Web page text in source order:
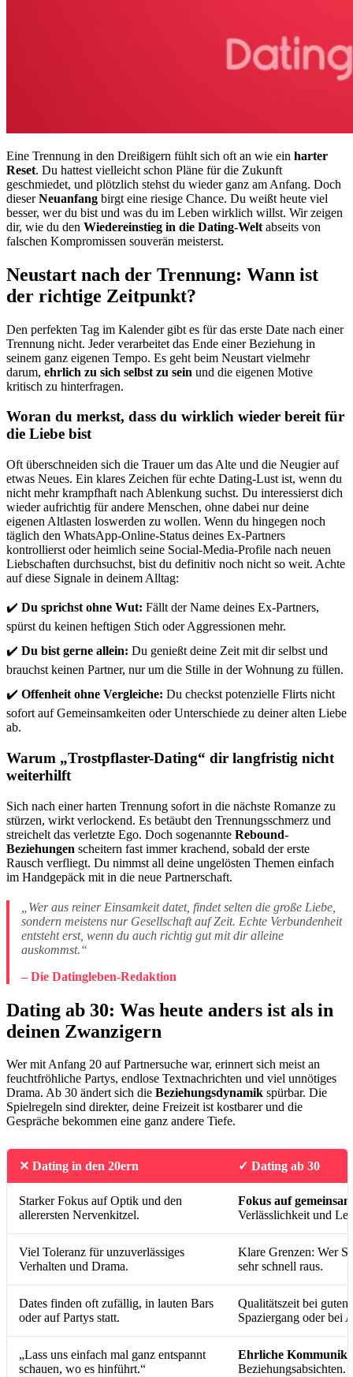
Eine Trennung in den Dreißigern fühlt sich oft an wie ein harter
Reset. Du hattest vielleicht schon Pläne für die Zukunft
geschmiedet, und plötzlich stehst du wieder ganz am Anfang. Doch
dieserNeuanfang birgt eine riesige Chance. Du weißt heute viel
besser, wer du bist und was du im Leben wirklich willst. Wir zeigen
dir, wie du den Wiedereinstieg in die Dating-Welt abseits von
falschen Kompromissen souverän meisterst.
Neustart nach der Trennung: Wann ist
der richtige Zeitpunkt?
Den perfekten Tag im Kalender gibt es für das erste Date nach einer
Trennung nicht. Jeder verarbeitet das Ende einer Beziehung in
seinem ganz eigenen Tempo. Es geht beim Neustart vielmehr
darum, ehrlich zu sich selbst zu sein und die eigenen Motive
kritisch zu hinterfragen.
Woran du merkst, dass du wirklich wieder bereit für
die Liebe bist
Oft überschneiden sich die Trauer um das Alte und die Neugier auf
etwas Neues. Ein klares Zeichen für echte Dating-Lust ist, wenn du
nicht mehr krampfhaft nach Ablenkung suchst. Du interessierst dich
wieder aufrichtig für andere Menschen, ohne dabei nur deine
eigenen Altlasten loswerden zu wollen. Wenn du hingegen noch
täglich den WhatsApp-Online-Status deines Ex-Partners
kontrollierst oder heimlich seine Social-Media-Profile nach neuen
Liebschaften durchsuchst, bist du definitiv noch nicht so weit. Achte
auf diese Signale in deinem Alltag:
✔️ Du sprichst ohne Wut: Fällt der Name deines Ex-Partners,
spürst du keinen heftigen Stich oder Aggressionen mehr.
✔️ Du bist gerne allein: Du genießt deine Zeit mit dir selbst und
brauchst keinen Partner, nur um die Stille in der Wohnung zu füllen.
✔️ Offenheit ohne Vergleiche: Du checkst potenzielle Flirts nicht
sofort auf Gemeinsamkeiten oder Unterschiede zu deiner alten Liebe
ab.
Warum „Trostpflaster-Dating“ dir langfristig nicht
weiterhilft
Sich nach einer harten Trennung sofort in die nächste Romanze zu
stürzen, wirkt verlockend. Es betäubt den Trennungsschmerz und
streichelt das verletzte Ego. Doch sogenannte Rebound-
Beziehungen scheitern fast immer krachend, sobald der erste
Rausch verfliegt. Du nimmst all deine ungelösten Themen einfach
im Handgepäck mit in die neue Partnerschaft.
„Wer aus reiner Einsamkeit datet, findet selten die große Liebe,
sondern meistens nur Gesellschaft auf Zeit. Echte Verbundenheit
entsteht erst, wenn du auch richtig gut mit dir alleine
auskommst.“
– Die Datingleben-Redaktion
Dating ab 30: Was heute anders ist als in
deinen Zwanzigern
Wer mit Anfang 20 auf Partnersuche war, erinnert sich meist an
feuchtfröhliche Partys, endlose Textnachrichten und viel unnötiges
Drama. Ab 30 ändert sich die Beziehungsdynamik spürbar. Die
Spielregeln sind direkter, deine Freizeit ist kostbarer und die
Gespräche bekommen eine ganz andere Tiefe.
✕ Dating in den 20ern ✓ Dating ab 30
Starker Fokus auf Optik und den
allerersten Nervenkitzel.
Fokus auf
Verlässlichkeit und
Viel Toleranz für unzuverlässiges
Verhalten und Drama.
Klare Grenzen: Wer
sehr schnell raus.
Dates finden oft zufällig, in lauten Bars
oder auf Partys statt.
Qualitätszeit bei guten
Spaziergang oder bei
„Lass uns einfach mal ganz entspannt
schauen, wo es hinführt.“
Ehrliche
Beziehungsabsichten.